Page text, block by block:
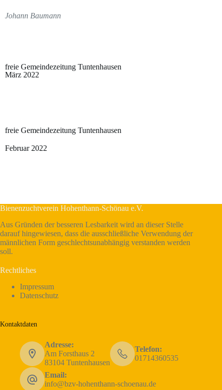
Johann Baumann
freie Gemeindezeitung Tuntenhausen
März 2022
freie Gemeindezeitung Tuntenhausen
Februar 2022
Bienenzuchtverein Hohenthann-Schönau e.V.
Aus Gründen der besseren Lesbarkeit wird an dieser Stelle
darauf hingewiesen, dass die ausschließliche Verwendung der
männlichen Form geschlechtsunabhängig verstanden werden
soll.
Rechtliches
Impressum
Datenschutz
Kontaktdaten
Adresse:
Am Forsthaus 2
83104 Tuntenhausen
Telefon:
01714360535
Email:
info@bzv-hohenthann-schoenau.de